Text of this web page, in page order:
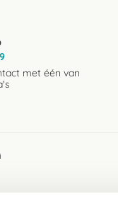
met één van